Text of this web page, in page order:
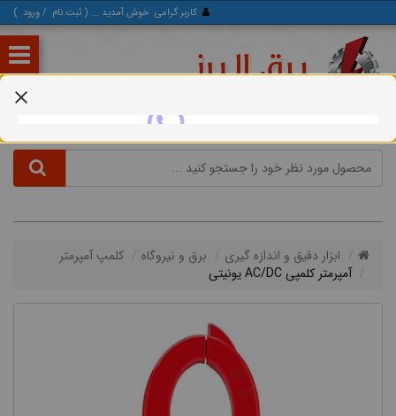
کاربر گرامی خوش آمدید ... ( ثبت‌ نام /ورود )
ابزار دقیق و اندازه گیری برق و نیروگاه
کلمپ آمپرمتر
آمپرمتر کلمپی AC/DC یونیتی